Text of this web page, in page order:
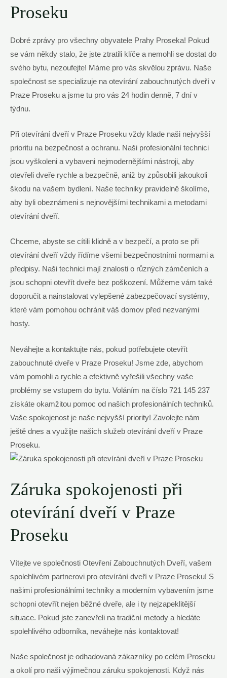
Proseku
Dobré zprávy pro všechny obyvatele Prahy Proseka! Pokud
se vám někdy stalo, že jste ztratili klíče a nemohli se dostat do
svého bytu, nezoufejte! Máme pro vás skvělou zprávu. Naše
společnost se specializuje na otevírání zabouchnutých dveří v
Praze Proseku a jsme tu pro vás 24 hodin denně, 7 dní v
týdnu.
Při otevírání dveří v Praze Proseku vždy klade naši nejvyšší
prioritu na bezpečnost a ochranu. Naši profesionální technici
jsou vyškoleni a vybaveni nejmodernějšími nástroji, aby
otevřeli dveře rychle a bezpečně, aniž by způsobili jakoukoli
škodu na vašem bydlení. Naše techniky pravidelně školíme,
aby byli obeznámeni s nejnovějšími technikami a metodami
otevírání dveří.
Chceme, abyste se cítili klidně a v bezpečí, a proto se při
otevírání dveří vždy řídíme všemi bezpečnostními normami a
předpisy. Naši technici mají znalosti o různých zámčeních a
jsou schopni otevřít dveře bez poškození. Můžeme vám také
doporučit a nainstalovat vylepšené zabezpečovací systémy,
které vám pomohou ochránit váš domov před nezvanými
hosty.
Neváhejte a kontaktujte nás, pokud potřebujete otevřít
zabouchnuté dveře v Praze Proseku! Jsme zde, abychom
vám pomohli a rychle a efektivně vyřešili všechny vaše
problémy se vstupem do bytu. Voláním na číslo 721 145 237
získáte okamžitou pomoc od našich profesionálních techniků.
Vaše spokojenost je naše nejvyšší priority! Zavolejte nám
ještě dnes a využijte našich služeb otevírání dveří v Praze
Proseku.
Záruka spokojenosti při
otevírání dveří v Praze
Proseku
Vítejte ve společnosti Otevření Zabouchnutých Dveří, vašem
spolehlivém partnerovi pro otevírání dveří v Praze Proseku! S
našimi profesionálními techniky a moderním vybavením jsme
schopni otevřít nejen běžné dveře, ale i ty nejzapeklitější
situace. Pokud jste zanevřeli na tradiční metody a hledáte
spolehlivého odborníka, neváhejte nás kontaktovat!
Naše společnost je odhadovaná zákazníky po celém Proseku
a okolí pro naši výjimečnou záruku spokojenosti. Když nás